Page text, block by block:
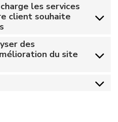
les services
client souhaite
des
du site